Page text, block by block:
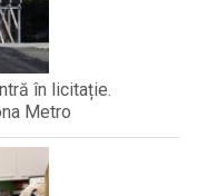
în licitație.
Metro